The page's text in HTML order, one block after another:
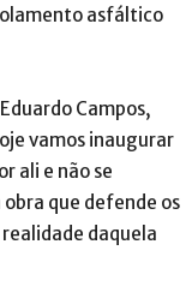
asfáltico
Campos,
vamos inaugurar
ali e não se
que defende os
daquela